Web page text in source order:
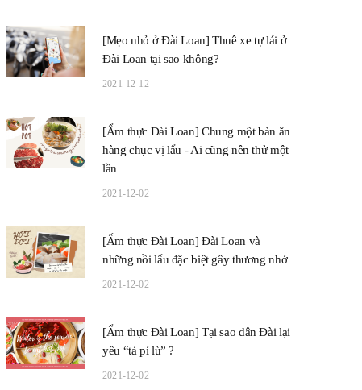
[Mẹo nhỏ ở Đài Loan] Thuê xe tự lái ở
Đài Loan tại sao không?
2021-12-12
[Ẩm thực Đài Loan] Chung một bàn ăn
hàng chục vị lẩu - Ai cũng nên thử một
lần
2021-12-02
[Ẩm thực Đài Loan] Đài Loan và
những nồi lẩu đặc biệt gây thương nhớ
2021-12-02
[Ẩm thực Đài Loan] Tại sao dân Đài lại
yêu “tả pí lù” ?
2021-12-02